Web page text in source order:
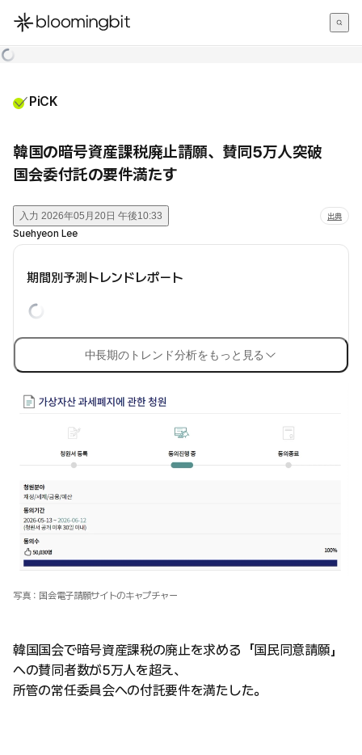
한국어
PiCK
韓国の暗号資産課税廃止請願、賛同5万人突破
国会委付託の要件満たす
入力 2026年05月20日 午後10:33 出典
Suehyeon Lee
期間別予測トレンドレポート
中長期のトレンド分析をもっと見る
写真：国会電子請願サイトのキャプチャー
韓国国会で暗号資産課税の廃止を求める「国民同意請願」
への賛同者数が5万人を超え、
所管の常任委員会への付託要件を満たした。